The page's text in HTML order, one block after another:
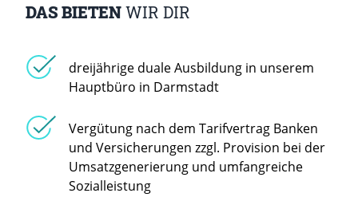
DAS BIETENWIR DIR
dreijährige duale Ausbildung in unserem
Hauptbüro in Darmstadt
Vergütung nach dem Tarifvertrag Banken
und Versicherungen zzgl. Provision bei der
Umsatzgenerierung und umfangreiche
Sozialleistung